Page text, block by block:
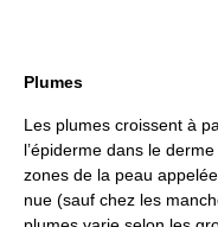
Plumes
Les plumes croissent à
l’épiderme dans le
zones de la peau
nue (sauf chez les